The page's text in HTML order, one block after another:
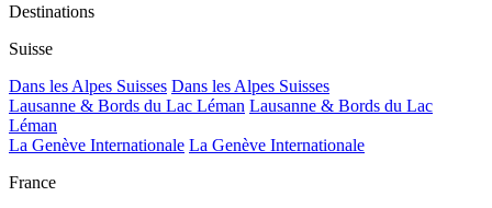
Destinations
Suisse
Dans les Alpes Suisses Dans les Alpes Suisses
Lausanne & Bords du Lac Léman Lausanne & Bords du Lac
Léman
La Genève Internationale La Genève Internationale
France